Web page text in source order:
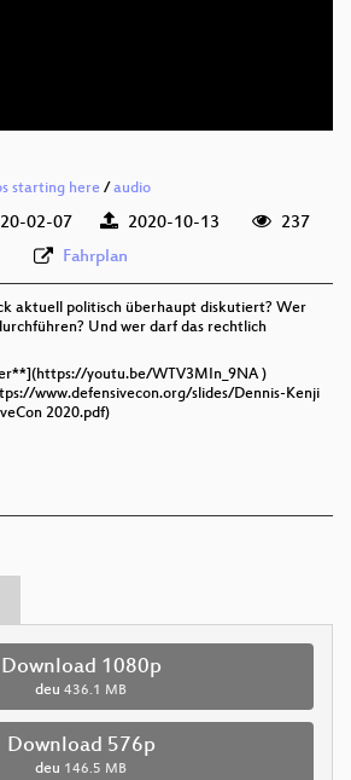
starting here / audio
02-07 2020-10-13
237
Fahrplan
aktuell politisch überhaupt diskutiert? Wer
Und wer darf das rechtlich
youtu.be/WTV3MIn_9NA )
www.defensivecon.org/slides/Dennis-Kenji
2020.pdf)
Download 1080p
deu 436.1 MB
Download 576p
deu 146.5 MB